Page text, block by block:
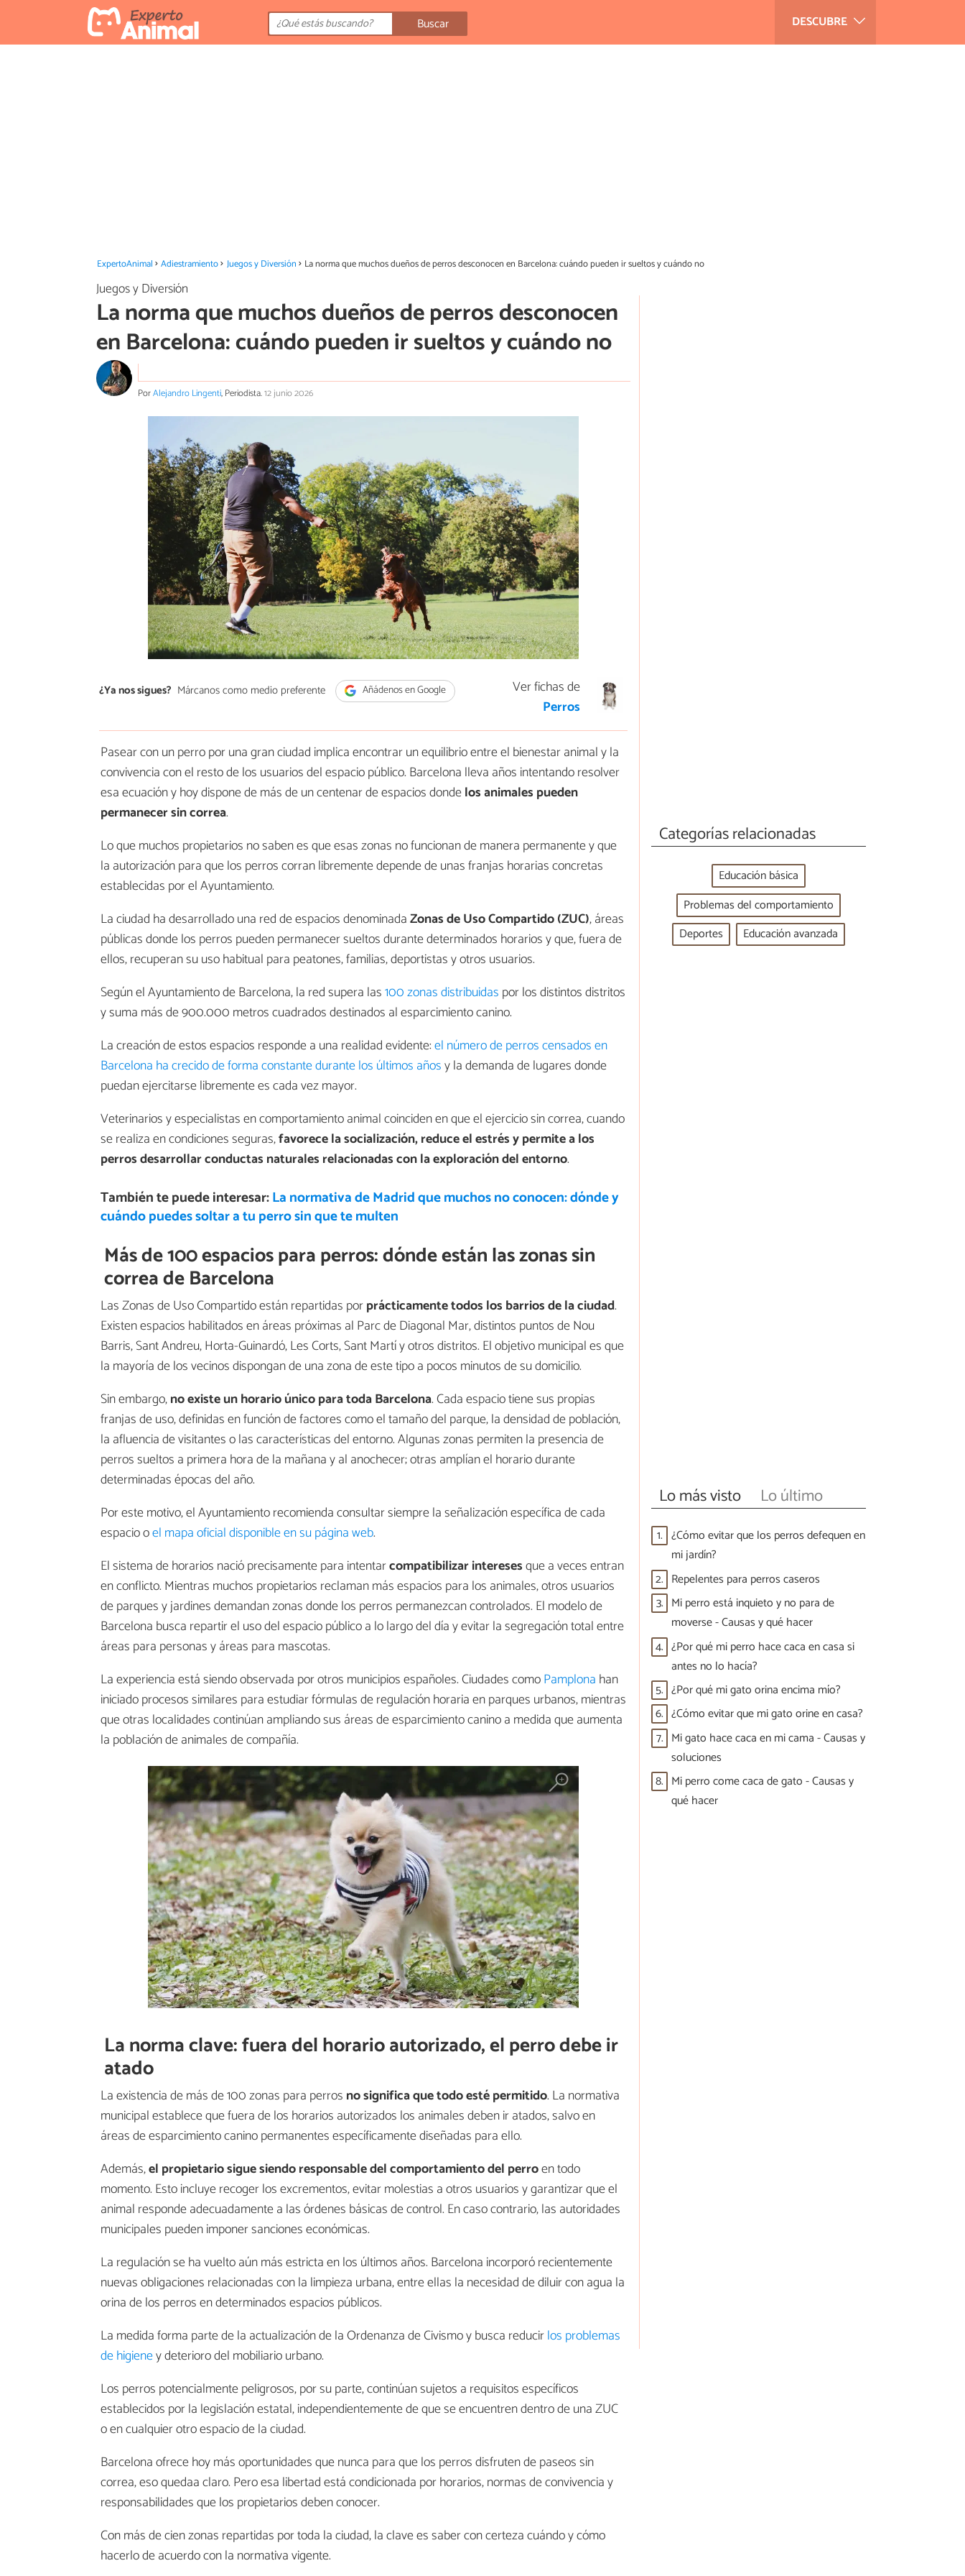
DESCUBRE
Buscar
ExpertoAnimal Adiestramiento Juegos y Diversión La norma que muchos dueños de perros desconocen en Barcelona: cuándo pueden ir sueltos y cuándo no
Juegos y Diversión
La norma que muchos dueños de perros desconocen
en Barcelona: cuándo pueden ir sueltos y cuándo no
PorAlejandro Lingenti, Periodista.12 junio 2026
¿Ya nos sigues? Márcanos como medio preferente Añádenos en Google
Ver fichas de
Perros
Pasear con un perro por una gran ciudad implica encontrar un equilibrio entre el bienestar animal y la
convivencia con el resto de los usuarios del espacio público. Barcelona lleva años intentando resolver
esa ecuación y hoy dispone de más de un centenar de espacios dondelos animales pueden
permanecer sin correa.
Lo que muchos propietarios no saben es que esas zonas no funcionan de manera permanente y que
la autorización para que los perros corran libremente depende de unas franjas horarias concretas
establecidas por el Ayuntamiento.
La ciudad ha desarrollado una red de espacios denominadaZonas de Uso Compartido (ZUC), áreas
públicas donde los perros pueden permanecer sueltos durante determinados horarios y que, fuera de
ellos, recuperan su uso habitual para peatones, familias, deportistas y otros usuarios.
Según el Ayuntamiento de Barcelona, la red supera las100 zonas distribuidas por los distintos distritos
y suma más de 900.000 metros cuadrados destinados al esparcimiento canino.
La creación de estos espacios responde a una realidad evidente:el número de perros censados en
Barcelona ha crecido de forma constante durante los últimos añosy la demanda de lugares donde
puedan ejercitarse libremente es cada vez mayor.
Veterinarios y especialistas en comportamiento animal coinciden en que el ejercicio sin correa, cuando
se realiza en condiciones seguras,favorece la socialización, reduce el estrés y permite a los
perros desarrollar conductas naturales relacionadas con la exploración del entorno.
También te puede interesar:La normativa de Madrid que muchos no conocen: dónde y
cuándo puedes soltar a tu perro sin que te multen
Más de 100 espacios para perros: dónde están las zonas sin
correa de Barcelona
Las Zonas de Uso Compartido están repartidas porprácticamente todos los barrios de la ciudad.
Existen espacios habilitados en áreas próximas al Parc de Diagonal Mar, distintos puntos de Nou
Barris, Sant Andreu, Horta-Guinardó, Les Corts, Sant Martí y otros distritos. El objetivo municipal es que
la mayoría de los vecinos dispongan de una zona de este tipo a pocos minutos de su domicilio.
Sin embargo,no existe un horario único para toda Barcelona. Cada espacio tiene sus propias
franjas de uso, definidas en función de factores como el tamaño del parque, la densidad de población,
la afluencia de visitantes o las características del entorno. Algunas zonas permiten la presencia de
perros sueltos a primera hora de la mañana y al anochecer; otras amplían el horario durante
determinadas épocas del año.
Por este motivo, el Ayuntamiento recomienda consultar siempre la señalización específica de cada
espacio oel mapa oficial disponible en su página web.
El sistema de horarios nació precisamente para intentarcompatibilizar interesesque a veces entran
en conflicto. Mientras muchos propietarios reclaman más espacios para los animales, otros usuarios
de parques y jardines demandan zonas donde los perros permanezcan controlados. El modelo de
Barcelona busca repartir el uso del espacio público a lo largo del día y evitar la segregación total entre
áreas para personas y áreas para mascotas.
La experiencia está siendo observada por otros municipios españoles. Ciudades comoPamplona han
iniciado procesos similares para estudiar fórmulas de regulación horaria en parques urbanos, mientras
que otras localidades continúan ampliando sus áreas de esparcimiento canino a medida que aumenta
la población de animales de compañía.
La norma clave: fuera del horario autorizado, el perro debe ir
atado
La existencia de más de 100 zonas para perros no significa que todo esté permitido. La normativa
municipal establece que fuera de los horarios autorizados los animales deben ir atados, salvo en
áreas de esparcimiento canino permanentes específicamente diseñadas para ello.
Además,el propietario sigue siendo responsable del comportamiento del perroen todo
momento. Esto incluye recoger los excrementos, evitar molestias a otros usuarios y garantizar que el
animal responde adecuadamente a las órdenes básicas de control. En caso contrario, las autoridades
municipales pueden imponer sanciones económicas.
La regulación se ha vuelto aún más estricta en los últimos años. Barcelona incorporó recientemente
nuevas obligaciones relacionadas con la limpieza urbana, entre ellas la necesidad de diluir con agua la
orina de los perros en determinados espacios públicos.
La medida forma parte de la actualización de la Ordenanza de Civismo y busca reducirlos problemas
de higieney deterioro del mobiliario urbano.
Los perros potencialmente peligrosos, por su parte, continúan sujetos a requisitos específicos
establecidos por la legislación estatal, independientemente de que se encuentren dentro de una ZUC
o en cualquier otro espacio de la ciudad.
Barcelona ofrece hoy más oportunidades que nunca para que los perros disfruten de paseos sin
correa, eso quedaa claro. Pero esa libertad está condicionada por horarios, normas de convivencia y
responsabilidades que los propietarios deben conocer.
Con más de cien zonas repartidas por toda la ciudad, la clave es saber con certeza cuándo y cómo
hacerlo de acuerdo con la normativa vigente.
Categorías relacionadas
Educación básica
Problemas del comportamiento
Deportes
Educación avanzada
Lo más visto Lo último
1. ¿Cómo evitar que los perros defequen en
mi jardín?
2. Repelentes para perros caseros
3. Mi perro está inquieto y no para de
moverse - Causas y qué hacer
4. ¿Por qué mi perro hace caca en casa si
antes no lo hacía?
5. ¿Por qué mi gato orina encima mío?
6. ¿Cómo evitar que mi gato orine en casa?
7. Mi gato hace caca en mi cama - Causas y
soluciones
8. Mi perro come caca de gato - Causas y
qué hacer